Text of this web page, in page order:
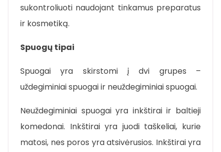
sukontroliuoti naudojant tinkamus preparatus
ir kosmetiką.
Spuogų tipai
Spuogai yra skirstomi į dvi grupes –
uždegiminiai spuogai ir neuždegiminiai spuogai.
Neuždegiminiai spuogai yra inkštirai ir baltieji
komedonai. Inkštirai yra juodi taškeliai, kurie
matosi, nes poros yra atsivėrusios. Inkštirai yra